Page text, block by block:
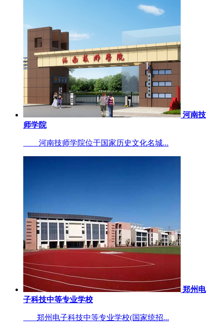
河南技
师学院
河南技师学院位于国家历史文化名城...
郑州电
子科技中等专业学校
郑州电子科技中等专业学校(国家统招...